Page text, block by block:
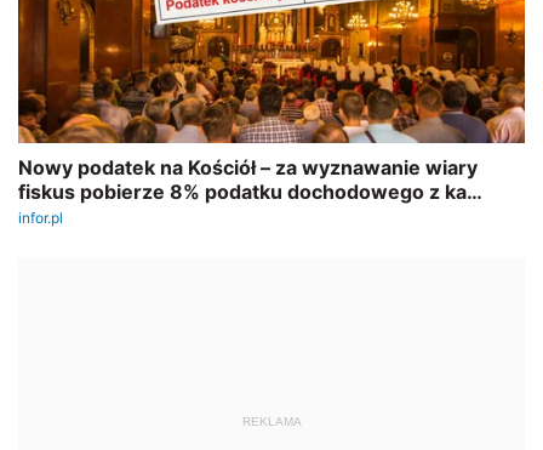
REKLAMA